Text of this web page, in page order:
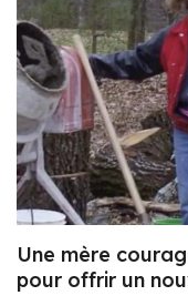
Une mère
pour offrir un